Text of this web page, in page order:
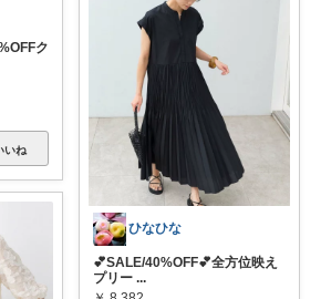
ク
いね
ひなひな
💕SALE/40%OFF💕全方位映え
プリー ...